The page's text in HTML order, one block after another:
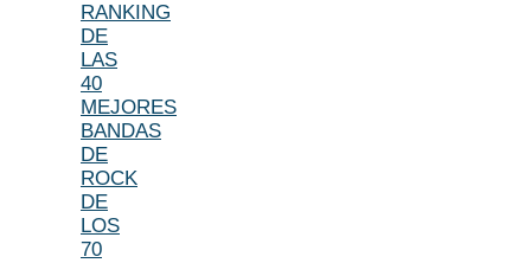
RANKING
DE
LAS
40
MEJORES
BANDAS
DE
ROCK
DE
LOS
70